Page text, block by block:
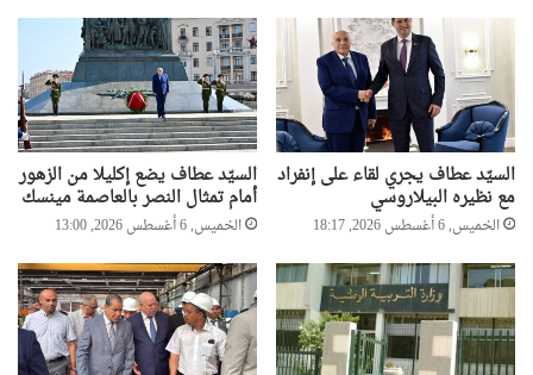
س
ف
ز
ة
ل
ل
ر
ي
س
و
ن
ي
السيّد عطاف يجري لقاء على إنفراد
مع نظيره البيلاروسي
الخميس, 6 أغسطس 2026, 18:17
السيّد عطاف يضع إكليلا من الزهور
أمام تمثال النصر بالعاصمة مينسك
الخميس, 6 أغسطس 2026, 13:00